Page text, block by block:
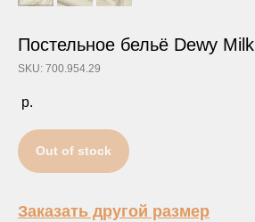
Постельное бельё Dewy Milk
SKU: 700.954.29
р.
Out of stock
Заказать другой размер